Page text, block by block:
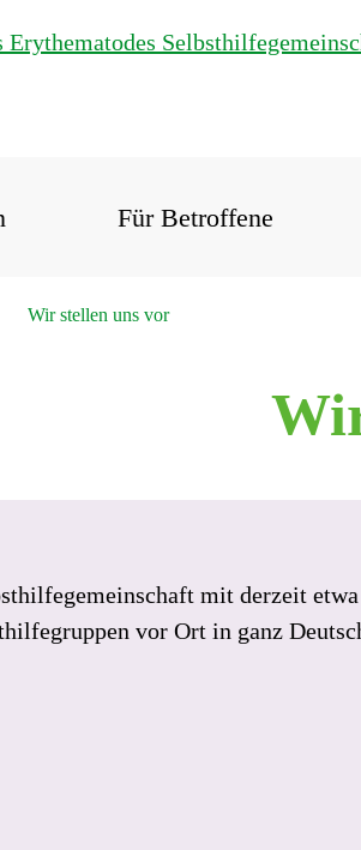
Für Betroffene
Wir stellen uns vor
mit derzeit
vor Ort in ganz